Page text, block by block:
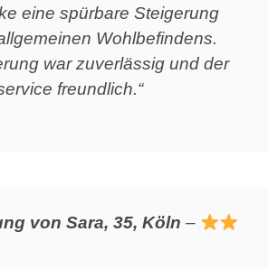
eine spürbare Steigerung
Wohlbefindens.
war zuverlässig und der
freundlich.“
von Sara, 35, Köln –